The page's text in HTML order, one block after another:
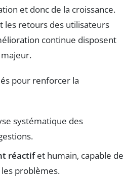
et donc de la croissance.
les retours des utilisateurs
continue disposent
pour renforcer la
systématique des
réactifet humain, capable de
problèmes.